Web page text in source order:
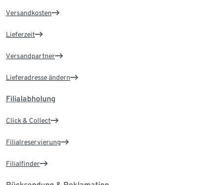
Versandkosten
Lieferzeit
Versandpartner
Lieferadresse ändern
Filialabholung
Click & Collect
Filialreservierung
Filialfinder